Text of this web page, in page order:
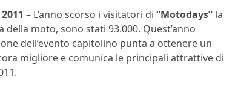
– L’anno scorso i visitatori di “Motodays” la
della moto, sono stati 93.000. Quest’anno
dell’evento capitolino punta a ottenere un
migliore e comunica le principali attrattive di